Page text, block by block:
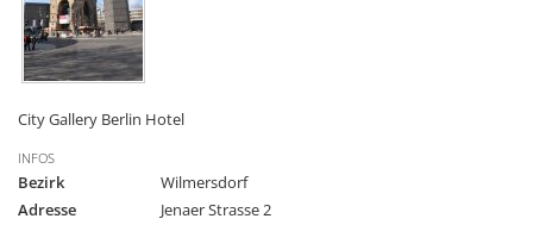
City Gallery Berlin Hotel
INFOS
Bezirk
Wilmersdorf
Adresse
Jenaer Strasse 2